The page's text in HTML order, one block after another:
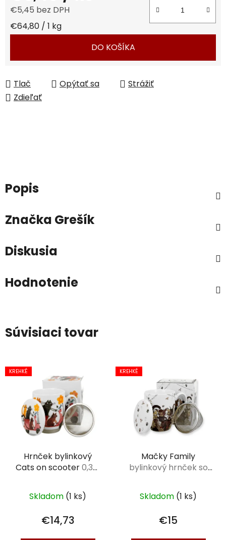
€5,45 bez DPH
Jednotková cena:
€64,80 / 1 kg
DO KOŠÍKA
Tlač Opýtať sa
Strážiť
Zdieľať
Popis
Značka Grešík
Diskusia
Hodnotenie
Súvisiaci tovar
KREHKÉ
Hrnček bylinkový
Cats on scooter0,36l
Skladom (1 ks)
€14,73
KREHKÉ
Mačky Family
bylinkový hrnček so
Skladom (1 ks)
€15